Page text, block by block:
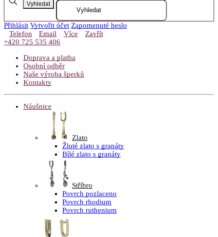
Vyhledat
Přihlásit Vytvořit účet Zapomenuté heslo
Telefon
Email Více
Zavřít
+420 725 535 406
Doprava a platba
Osobní odběr
Naše výroba šperků
Kontakty
Náušnice
Zlato
Žluté zlato s granáty
Bílé zlato s granáty
Stříbro
Povrch pozlaceno
Povrch rhodium
Povrch ruthenium